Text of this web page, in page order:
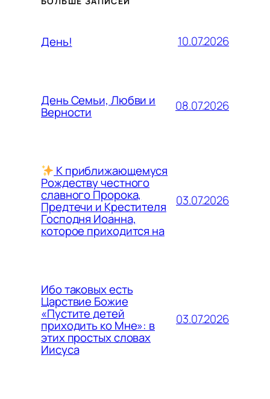
День! 10.07.2026
День Семьи, Любви и
Верности 08.07.2026
К приближающемуся
Рождеству честного
славного Пророка,
Предтечи и Крестителя
Господня Иоанна,
которое приходится на
03.07.2026
Ибо таковых есть
Царствие Божие
«Пустите детей
приходить ко Мне»: в
этих простых словах
Иисуса
03.07.2026